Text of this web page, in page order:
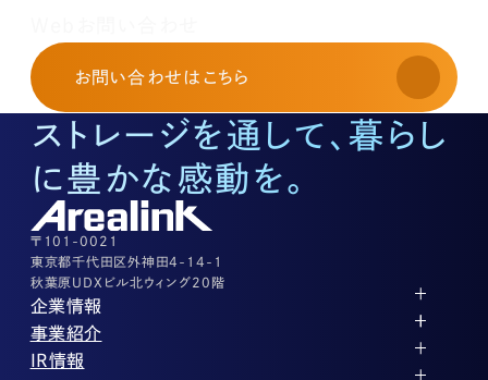
お申し込み・お問い合わせ
03-3526-8568
土地活用に関するお問い合わせ
03-3526-8574
底地に関するお問い合わせ
03-3526-8572
株式に関するお問い合わせ
03-3526-8556
その他上記に当てはまらない案件等
03-3526-8556
お問い合わせ はこちら
ストレージを通して、暮らし
に豊かな感動を。
〒101-0021
東京都千代田区外神田4-14-1
秋葉原UDXビル北ウィング20階
企業情報
代表メッセージ
企業理念
事業紹介
ストレージ事業
IR情報